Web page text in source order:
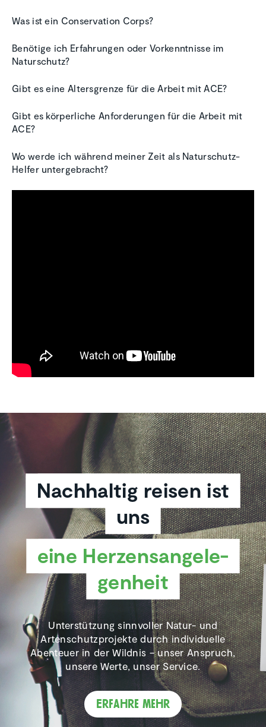
Was ist ein Conservation Corps?
Benötige ich Erfahrungen oder Vorkenntnisse im
Naturschutz?
Gibt es eine Altersgrenze für die Arbeit mit ACE?
Gibt es körperliche Anforderungen für die Arbeit mit
ACE?
Wo werde ich während meiner Zeit als Naturschutz-
Helfer untergebracht?
Nachhaltig reisen ist
uns
eine Herzens­an­ge­le­
gen­heit
Unterstützung sinnvoller Natur- und
Artenschutzprojekte durch individuelle
Abenteuer in der Wildnis – unser Anspruch,
unsere Werte, unser Service.
Erfahre mehr